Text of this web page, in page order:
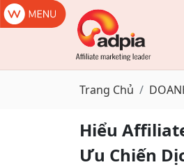
Trang Chủ
Hiểu
Ưu Chiến